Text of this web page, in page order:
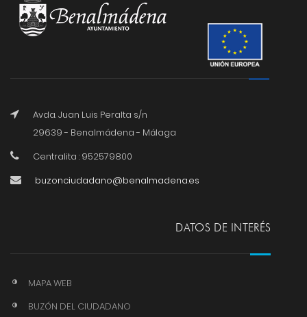
Avda. Juan Luis Peralta s/n
29639 - Benalmádena - Málaga
Centralita : 952579800
buzonciudadano@benalmadena.es
DATOS DE INTERÉS
MAPA WEB
BUZÓN DEL CIUDADANO